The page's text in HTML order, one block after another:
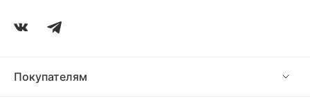
Покупателям